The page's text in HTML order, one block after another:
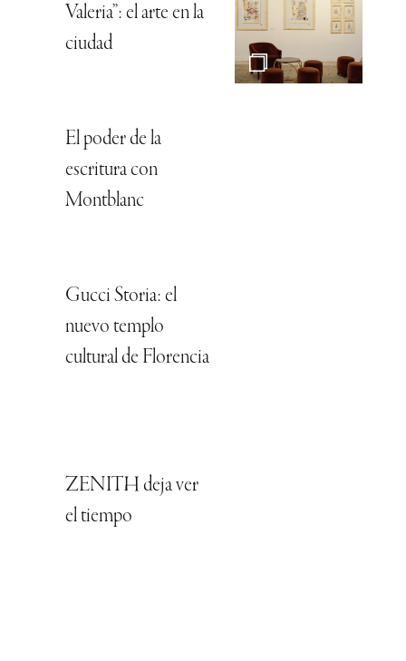
Valeria”: el arte en la
ciudad
El poder de la
escritura con
Montblanc
Gucci Storia: el
nuevo templo
cultural de Florencia
ZENITH deja ver
el tiempo